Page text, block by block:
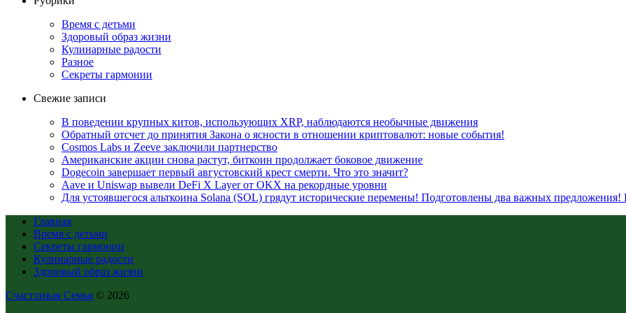
Время с детьми
Здоровый образ жизни
Кулинарные радости
Разное
Секреты гармонии
Свежие записи
В поведении крупных китов, использующих XRP, наблюдаются необычные движения
Обратный отсчет до принятия Закона о ясности в отношении криптовалют: новые события!
Cosmos Labs и Zeeve заключили партнерство
Американские акции снова растут, биткоин продолжает боковое движение
Dogecoin завершает первый августовский крест смерти. Что это значит?
Aave и Uniswap вывели DeFi X Layer от OKX на рекордные уровни
Для устоявшегося альткоина Solana (SOL) грядут исторические перемены! Подготовлены два важных предложения!
Главная
Время с детьми
Секреты гармонии
Кулинарные радости
Здоровый образ жизни
Счастливая Семья © 2026